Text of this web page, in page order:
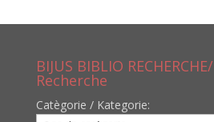
BIJUS BIBLIO
Recherche
Catègorie / Kategorie: